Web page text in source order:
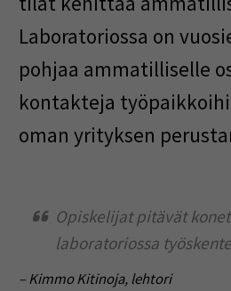
Laboratoriossa on
pohjaa ammatilliselle
kontakteja
oman yrityksen
Opiskelijat pitävät
laboratoriossa
– Kimmo Kitinoja, lehtori